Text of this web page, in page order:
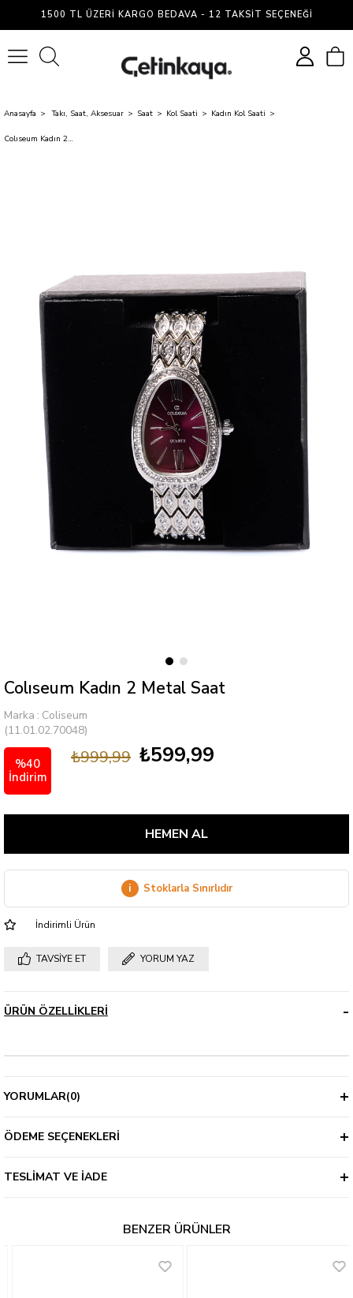
1500 TL ÜZERI KARGO BEDAVA - 12 TAKSIT SEÇENEĞI
Anasayfa Takı, Saat, Aksesuar Saat Kol Saati Kadın Kol Saati
Colıseum Kadın 2 Metal Saat
Colıseum Kadın 2 Metal Saat
Marka : Coliseum
(11.01.02.70048)
%40
İndirim
₺999,99 ₺599,99
i Stoklarla Sınırlıdır
İndirimli Ürün
TAVSIYE ET YORUM YAZ
ÜRÜN ÖZELLIKLERI
YORUMLAR(0)
ÖDEME SEÇENEKLERI
TESLIMAT VE İADE
BENZER ÜRÜNLER